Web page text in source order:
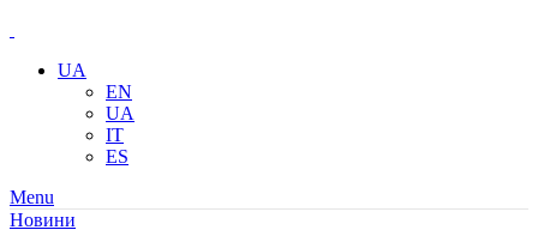
UA
EN
UA
IT
ES
Menu
Новини